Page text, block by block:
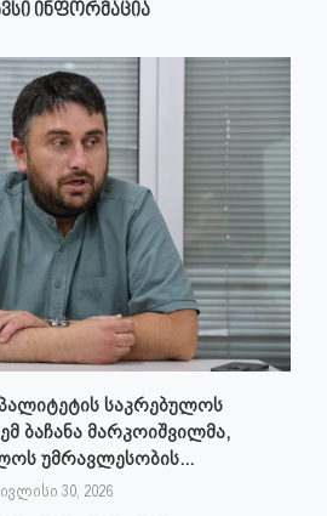
ᲘᲜᲤᲝᲠᲛᲐᲪᲘᲐ
საკრებულოს
ბაჩანა მარკოიშვილმა,
უმრავლესობის...
ივლისი 30, 2026